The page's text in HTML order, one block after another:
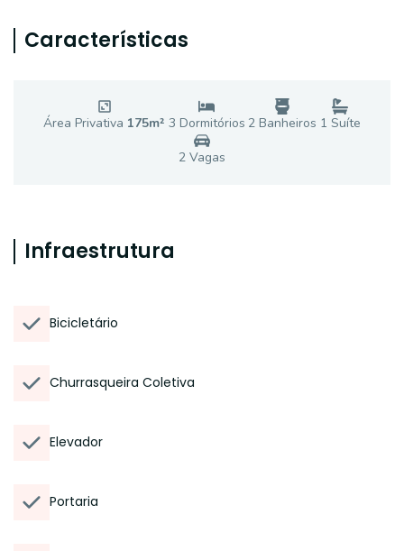
Características
Área Privativa 175m² 3 Dormitórios 2 Banheiros 1 Suíte
2 Vagas
Infraestrutura
Bicicletário
Churrasqueira Coletiva
Elevador
Portaria